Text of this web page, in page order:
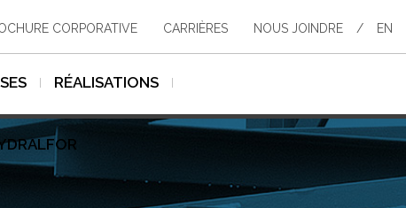
EN
/
CORPORATIVE CARRIÈRES NOUS JOINDRE
RÉALISATIONS